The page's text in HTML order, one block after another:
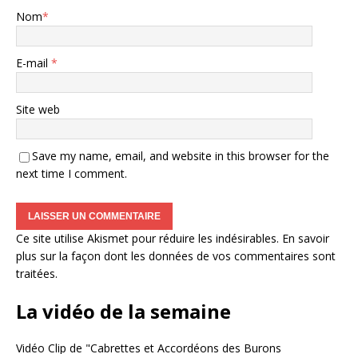
Nom*
E-mail *
Site web
Save my name, email, and website in this browser for the
next time I comment.
Ce site utilise Akismet pour réduire les indésirables. En savoir
plus sur la façon dont les données de vos commentaires sont
traitées.
La vidéo de la semaine
Vidéo Clip de "Cabrettes et Accordéons des Burons